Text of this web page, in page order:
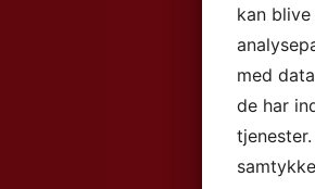
kan
med
de har